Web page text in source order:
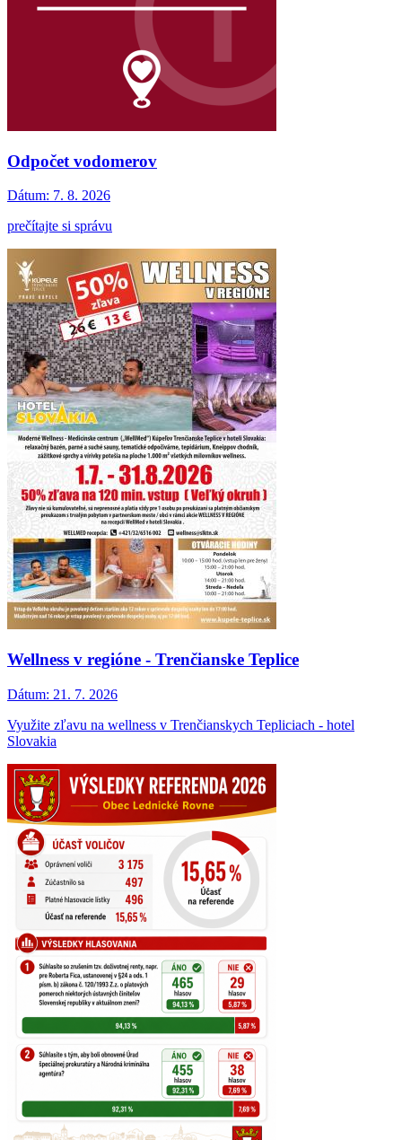
Odpočet vodomerov
Dátum: 7. 8. 2026
prečítajte si správu
Wellness v regióne - Trenčianske Teplice
Dátum: 21. 7. 2026
Využite zľavu na wellness v Trenčianskych Tepliciach - hotel
Slovakia